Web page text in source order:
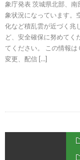
象庁発表 茨城県北部、
象状況になっています。
化など積乱雲が近づく兆
ど、安全確保に努めてく
てください。 この情報
変更、配信 […]